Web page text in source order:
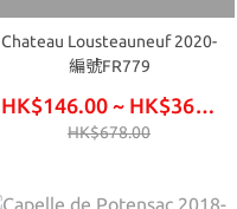
Chateau Lousteauneuf 2020-
編號FR779
HK$146.00 ~ HK$363.00
HK$678.00